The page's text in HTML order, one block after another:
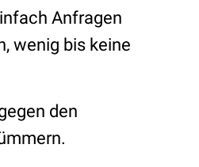
Anfragen
wenig bis keine
den